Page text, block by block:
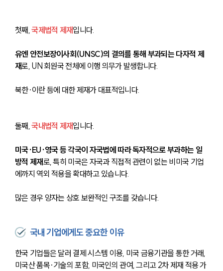
첫째, 국제법적 제재입니다.
유엔 안전보장이사회(UNSC)의 결의를 통해 부과되는 다자적 제
재로, UN 회원국 전체에 이행 의무가 발생합니다.
북한·이란 등에 대한 제재가 대표적입니다.
둘째, 국내법적 제재입니다.
미국·EU·영국 등 각국이 자국법에 따라 독자적으로 부과하는 일
방적 제재로, 특히 미국은 자국과 직접적 관련이 없는 비미국 기업
에까지 역외 적용을 확대하고 있습니다.
많은 경우 양자는 상호 보완적인 구조를 갖습니다.
국내 기업에게도 중요한 이유
한국 기업들은 달러 결제 시스템 이용, 미국 금융기관을 통한 거래,
미국산 품목·기술의 포함, 미국인의 관여, 그리고 2차 제재 적용 가